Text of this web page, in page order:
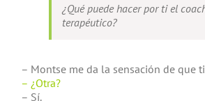
¿Qué puede hacer por ti el
terapéutico?
– Montse me da la sensación de que
– ¿Otra?
– Sí.